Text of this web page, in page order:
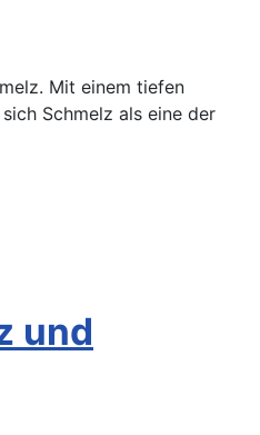
Mit einem tiefen
Schmelz als eine der
und